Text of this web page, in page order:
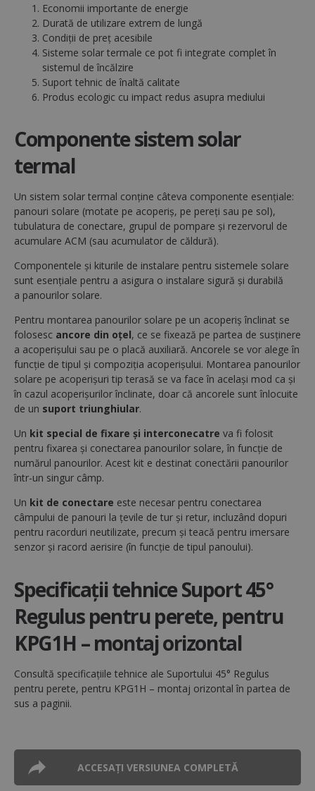
Economii importante de energie
Durată de utilizare extrem de lungă
Condiții de preț acesibile
Sisteme solar termale ce pot fi integrate complet în
sistemul de încălzire
Suport tehnic de înaltă calitate
Produs ecologic cu impact redus asupra mediului
Componente sistem solar
termal
Un sistem solar termal conține câteva componente esențiale:
panouri solare (motate pe acoperiș, pe pereți sau pe sol),
tubulatura de conectare, grupul de pompare și rezervorul de
acumulare ACM (sau acumulator de căldură).
Componentele și kiturile de instalare pentru sistemele solare
sunt esențiale pentru a asigura o instalare sigură și durabilă
a panourilor solare.
Pentru montarea panourilor solare pe un acoperiș înclinat se
folosesc ancore din oțel, ce se fixează pe partea de susținere
a acoperișului sau pe o placă auxiliară. Ancorele se vor alege în
funcție de tipul și compoziția acoperișului. Montarea panourilor
solare pe acoperișuri tip terasă se va face în același mod ca și
în cazul acoperișurilor înclinate, doar că ancorele sunt înlocuite
de un suport triunghiular.
Un kit special de fixare și interconecatre va fi folosit
pentru fixarea și conectarea panourilor solare, în funcție de
numărul panourilor. Acest kit e destinat conectării panourilor
într-un singur câmp.
Un kit de conectare este necesar pentru conectarea
câmpului de panouri la țevile de tur și retur, incluzând dopuri
pentru racorduri neutilizate, precum și teacă pentru imersare
senzor și racord aerisire (în funcție de tipul panoului).
Specificații tehnice Suport 45°
Regulus pentru perete, pentru
KPG1H – montaj orizontal
Consultă specificațiile tehnice ale Suportului 45° Regulus
pentru perete, pentru KPG1H – montaj orizontal în partea de
sus a paginii.
ACCESAȚI VERSIUNEA COMPLETĂ
Strict necesare
De performanță
De targetare
De funcţionalitate
funcționalitatea principală a site-ului web, cum ar
fi autentificarea utilizatorului și gestionarea
cookie-uri strict necesare.
Nume
Furnizor / Domeniu
CookieScriptConsent
CookieScript
www.regulusromtherm.ro
VISITOR_PRIVACY_METADATA
.youtube.com
.monday.com
Google
Privacy Policy